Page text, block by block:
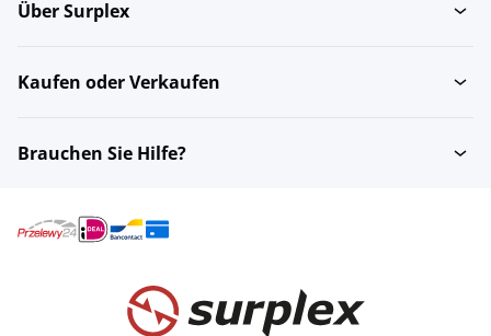
Über Surplex
Kaufen oder Verkaufen
Brauchen Sie Hilfe?